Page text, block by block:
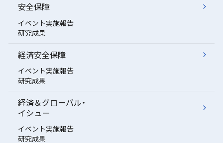
安全保障
イベント実施報告
研究成果
経済安全保障
イベント実施報告
研究成果
経済＆グローバル・
イシュー
イベント実施報告
研究成果